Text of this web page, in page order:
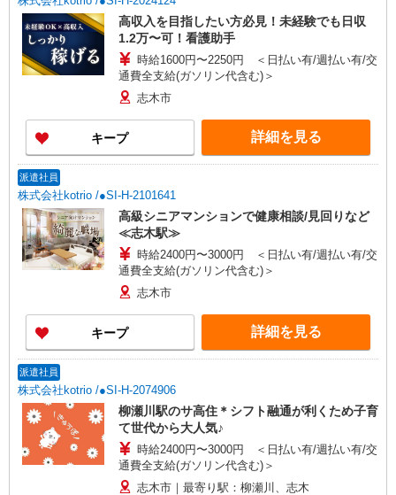
高収入を目指したい方必見！未経験でも日収
1.2万〜可！看護助手
時給1600円〜2250円 ＜日払い有/週払い有/交
通費全支給(ガソリン代含む)＞
志木市
キープ 詳細を見る
派遣社員
株式会社kotrio /●SI-H-2101641
高級シニアマンションで健康相談/見回りなど
≪志木駅≫
時給2400円〜3000円 ＜日払い有/週払い有/交
通費全支給(ガソリン代含む)＞
志木市
キープ 詳細を見る
派遣社員
株式会社kotrio /●SI-H-2074906
柳瀬川駅のサ高住＊シフト融通が利くため子育
て世代から大人気♪
時給2400円〜3000円 ＜日払い有/週払い有/交
通費全支給(ガソリン代含む)＞
志木市｜最寄り駅：柳瀬川、志木